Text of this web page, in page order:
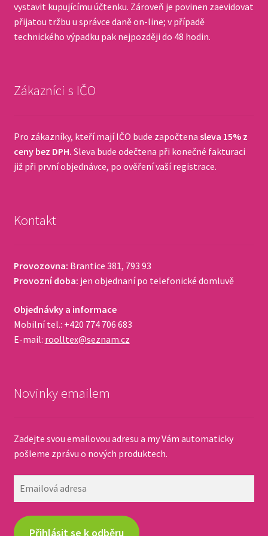
vystavit kupujícímu účtenku. Zároveň je povinen zaevidovat
přijatou tržbu u správce daně on-line; v případě
technického výpadku pak nejpozději do 48 hodin.
Zákazníci s IČO
Pro zákazníky, kteří mají IČO bude započtena sleva 15% z
ceny bez DPH. Sleva bude odečtena při konečné fakturaci
již při první objednávce, po ověření vaší registrace.
Kontakt
Provozovna: Brantice 381, 793 93
Provozní doba: jen objednaní po telefonické domluvě
Objednávky a informace
Mobilní tel.: +420 774 706 683
E-mail: roolltex@seznam.cz
Novinky emailem
Zadejte svou emailovou adresu a my Vám automaticky
pošleme zprávu o nových produktech.
Přihlásit se k odběru